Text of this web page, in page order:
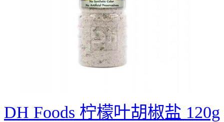
DH Foods 柠檬叶胡椒盐 120g